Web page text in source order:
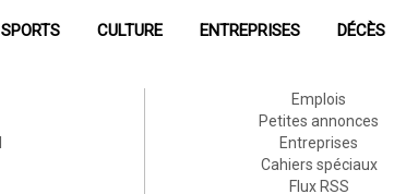
SPORTS CULTURE ENTREPRISES DÉCÈS
Emplois
Petites annonces
Entreprises
Cahiers spéciaux
Flux RSS